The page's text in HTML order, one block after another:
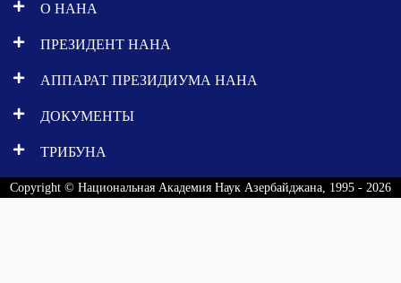
О НАНА
ПРЕЗИДЕНТ НАНА
АППАРАТ ПРЕЗИДИУМА НАНА
ДОКУМЕНТЫ
ТРИБУНА
Copyright © Национальная Академия Наук Азербайджана, 1995 - 2026